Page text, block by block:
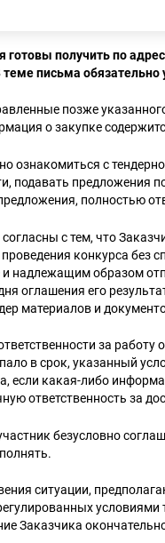
получить по
теме письма обязательно
позже
о закупке
ознакомиться с
подавать предложения
полностью
с тем, что
конкурса без
надлежащим образом
оглашения его
материалов и
за
в срок, указанный
если какая-либо
ответственность за
безусловно
ситуации,
Заказчика